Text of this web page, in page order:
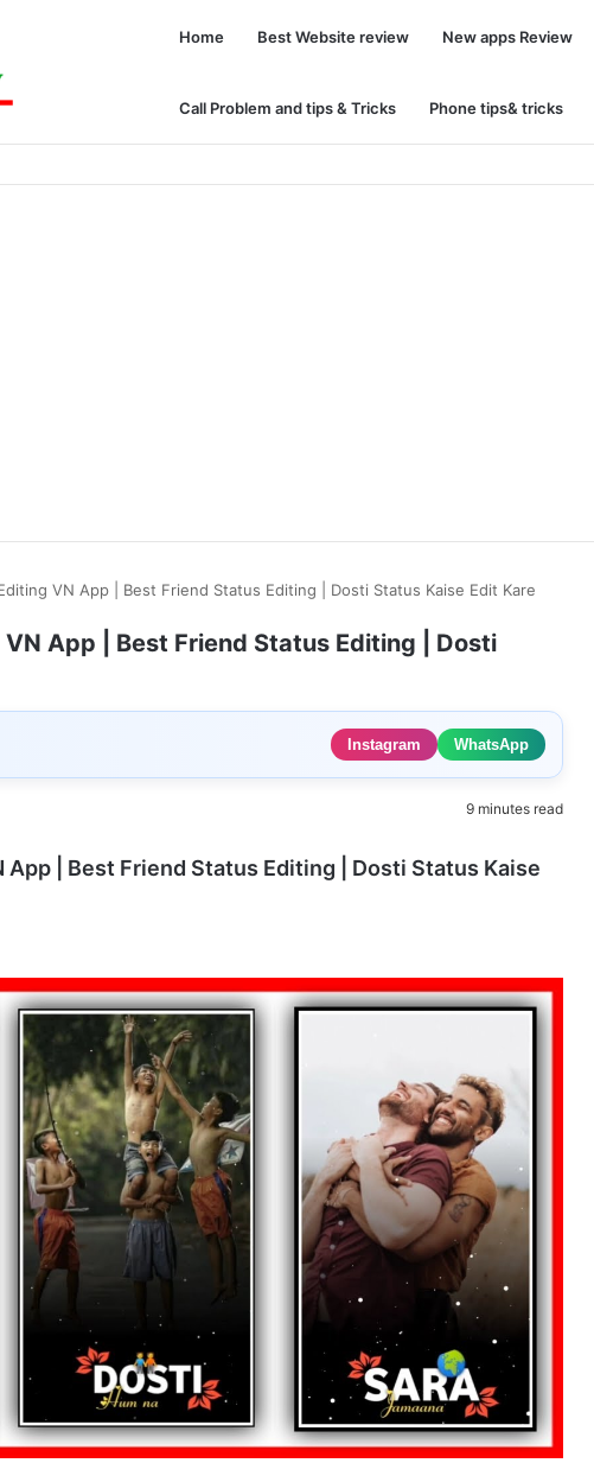
Home Best Website review New apps Review
Call Problem and tips & Tricks Phone tips& tricks
VN App | Best Friend Status Editing | Dosti Status Kaise Edit Kare
App | Best Friend Status Editing | Dosti
Instagram WhatsApp
9 minutes read
| Best Friend Status Editing | Dosti Status Kaise